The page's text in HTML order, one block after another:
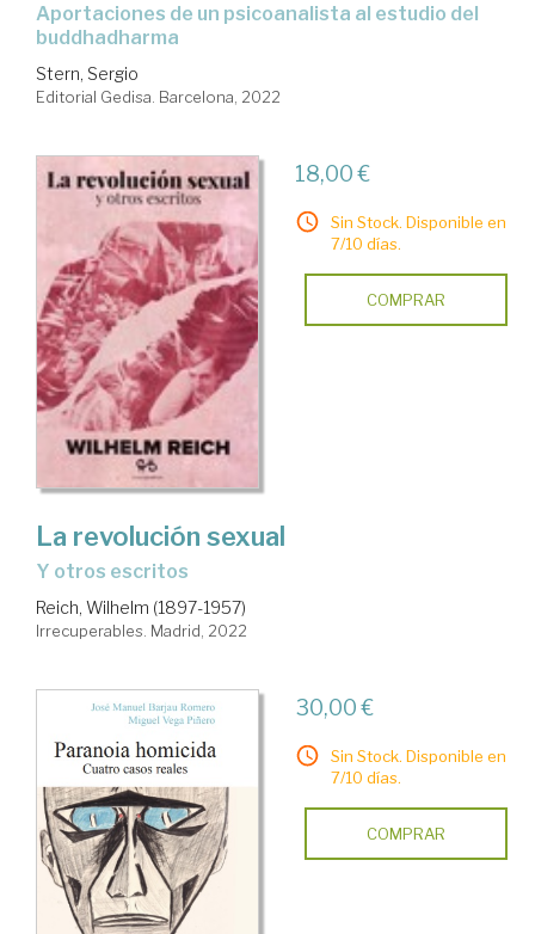
aportaciones de un psicoanalista al estudio del
buddhadharma
Stern, Sergio
Editorial Gedisa. Barcelona, 2022
18,00 €
Sin Stock. Disponible en
7/10 días.
COMPRAR
La revolución sexual
y otros escritos
Reich, Wilhelm (1897-1957)
Irrecuperables. Madrid, 2022
30,00 €
Sin Stock. Disponible en
7/10 días.
COMPRAR